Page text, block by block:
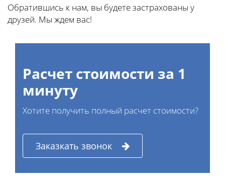
Обратившись к нам, вы будете застрахованы у
друзей. Мы ждем вас!
Расчет стоимости за 1
минуту
Хотите получить полный расчет стоимости?
Заказкать звонок